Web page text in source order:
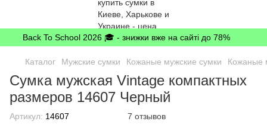
Back To School 2026 🎓 - знижки вже на сайті до 78%
Каталог Мужские сумки Кожаные мужские сумки Кожаные
Сумка мужская Vintage компактных
размеров 14607 Черный
Артикул: 14607 7 отзывов